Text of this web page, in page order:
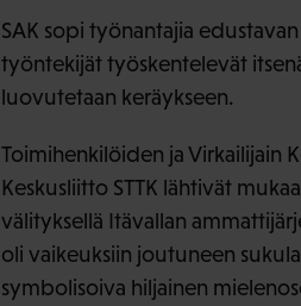
SAK sopi työnantajia
työntekijät työskentelevät
luovutetaan keräykseen.
Toimihenkilöiden ja Virkailijain
Keskusliitto STTK lähtivät
välityksellä Itävallan
oli vaikeuksiin joutuneen
symbolisoiva hiljainen